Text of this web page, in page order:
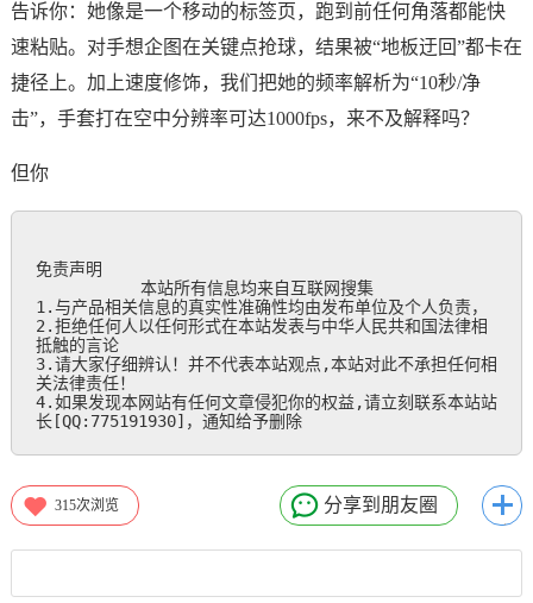
告诉你：她像是一个移动的标签页，跑到前任何角落都能快
速粘贴。对手想企图在关键点抢球，结果被“地板迂回”都卡在
捷径上。加上速度修饰，我们把她的频率解析为“10秒/净
击”，手套打在空中分辨率可达1000fps，来不及解释吗？
但你
免责声明
本站所有信息均来自互联网搜集
1.与产品相关信息的真实性准确性均由发布单位及个人负责，
2.拒绝任何人以任何形式在本站发表与中华人民共和国法律相
抵触的言论
3.请大家仔细辨认！并不代表本站观点,本站对此不承担任何相
关法律责任！
4.如果发现本网站有任何文章侵犯你的权益,请立刻联系本站站
长[QQ:775191930]，通知给予删除
315次浏览 分享到朋友圈